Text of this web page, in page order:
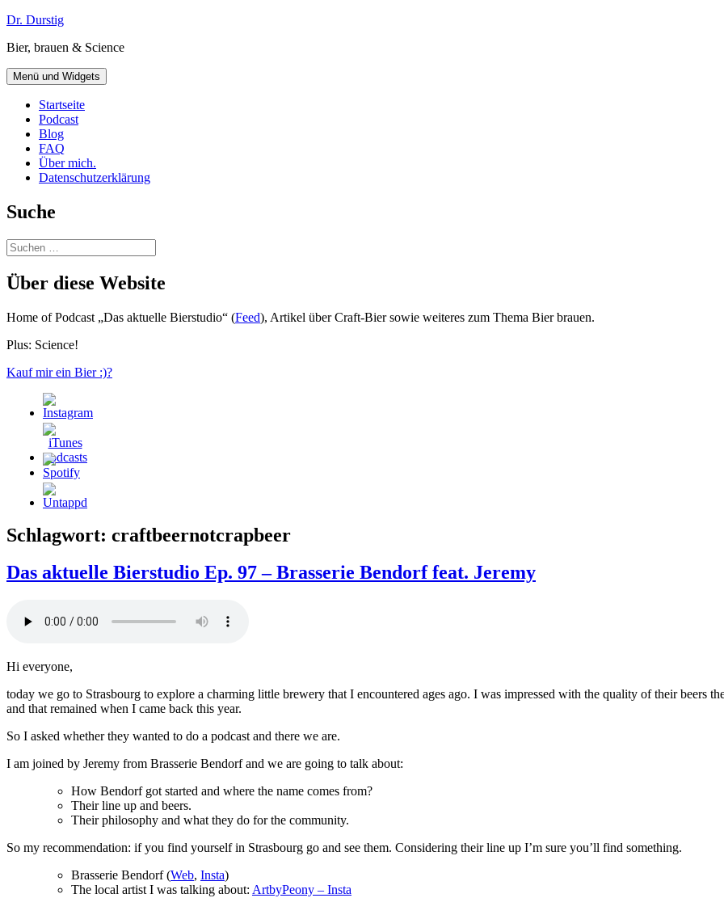
Zum
springen
Dr. Durstig
Bier, brauen & Science
Menü und Widgets
Startseite
Podcast
Blog
FAQ
Über mich.
Datenschutzerklärung
Suche
Suchen
nach:
Über diese Website
Home of Podcast „Das aktuelle Bierstudio“ (Feed), Artikel über Craft-Bier sowie weiteres zum Thema Bier brauen.
Plus: Science!
Kauf mir ein Bier :)?
Schlagwort: craftbeernotcrapbeer
Das aktuelle Bierstudio Ep. 97 – Brasserie Bendorf feat. Jeremy
Hi everyone,
today we go to Strasbourg to explore a charming little brewery that I encountered ages ago. I was impressed with the quality of their beers
and that remained when I came back this year.
So I asked whether they wanted to do a podcast and there we are.
I am joined by Jeremy from Brasserie Bendorf and we are going to talk about:
How Bendorf got started and where the name comes from?
Their line up and beers.
Their philosophy and what they do for the community.
So my recommendation: if you find yourself in Strasbourg go and see them. Considering their line up I’m sure you’ll find something.
Brasserie Bendorf (Web, Insta)
The local artist I was talking about: ArtbyPeony – Insta